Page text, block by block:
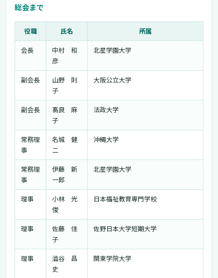
総会まで
役職 氏名 所属
会長
中村 和
彦
北星学園大学
副会長
山野 則
子
大阪公立大学
副会長
髙良 麻
子
法政大学
常務理
事
名城 健
二
沖縄大学
常務理
事
伊藤 新
一郎
北星学園大学
理事
小林 光
俊
日本福祉教育専門学校
理事
佐藤 佳
子
佐野日本大学短期大学
理事
澁谷 昌
史
関東学院大学